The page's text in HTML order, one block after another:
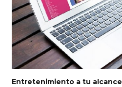
Entretenimiento a tu alcance